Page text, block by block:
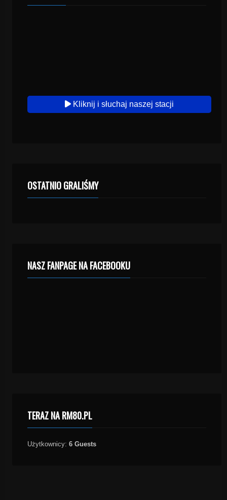
Kliknij i słuchaj naszej stacji
OSTATNIO GRALIŚMY
NASZ FANPAGE NA FACEBOOKU
TERAZ NA RM80.PL
Użytkownicy: 6 Guests